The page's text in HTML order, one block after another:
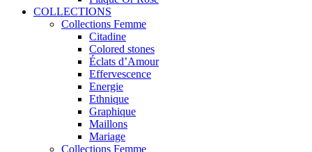
COLLECTIONS
Collections Femme
Citadine
Colored stones
Éclats d’Amour
Effervescence
Energie
Ethnique
Graphique
Maillons
Mariage
Collections Femme